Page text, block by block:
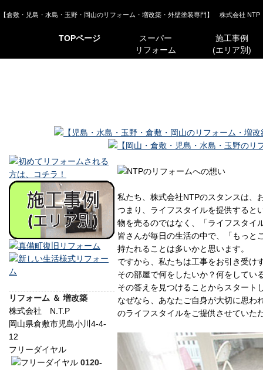
【倉敷・児島・水島・玉野・岡山のリフォーム・増改築・外壁塗装専門】 株式会社
TOPページ
スーパー
リフォーム
施工事例
(エリア別)
リフォーム ＆ 増改築
株式会社 N.T.P
岡山県倉敷市児島小川4-4-
12
フリーダイヤル
0120-
私たち、株式会社NTPのスタンスは、
つまり、ライフスタイルを提供すると
物を売るのではなく、「ライフスタイ
皆さんが毎日の生活の中で、「もっと
持たれることは多いかと思います。
ですから、私たちは工事をお引き受け
その部屋で何をしたいか？何をしてい
その答えを見つけることからスタート
なぜなら、あなたご自身が大切に思わ
のライフスタイルをご提供させていた